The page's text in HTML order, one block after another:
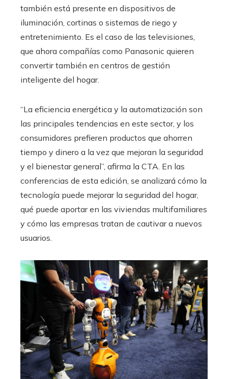
también está presente en dispositivos de
iluminación, cortinas o sistemas de riego y
entretenimiento. Es el caso de las televisiones,
que ahora compañías como Panasonic quieren
convertir también en centros de gestión
inteligente del hogar.
“La eficiencia energética y la automatización son
las principales tendencias en este sector, y los
consumidores prefieren productos que ahorren
tiempo y dinero a la vez que mejoran la seguridad
y el bienestar general”, afirma la CTA. En las
conferencias de esta edición, se analizará cómo la
tecnología puede mejorar la seguridad del hogar,
qué puede aportar en las viviendas multifamiliares
y cómo las empresas tratan de cautivar a nuevos
usuarios.